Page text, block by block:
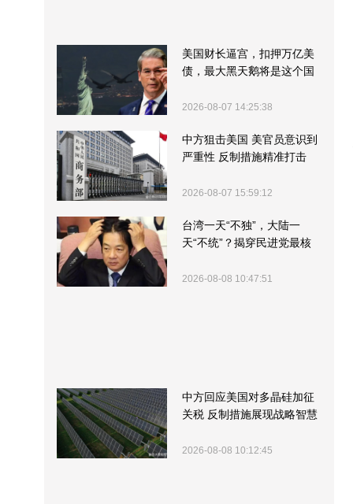
美国财长逼宫，扣押万亿美
债，最大黑天鹅将是这个国
2026-08-07 14:25:38
中方狙击美国 美官员意识到
严重性 反制措施精准打击
2026-08-07 15:59:12
台湾一天“不独”，大陆一
天“不统”？揭穿民进党最核
2026-08-08 10:47:51
中方回应美国对多晶硅加征
关税 反制措施展现战略智慧
2026-08-08 10:12:45